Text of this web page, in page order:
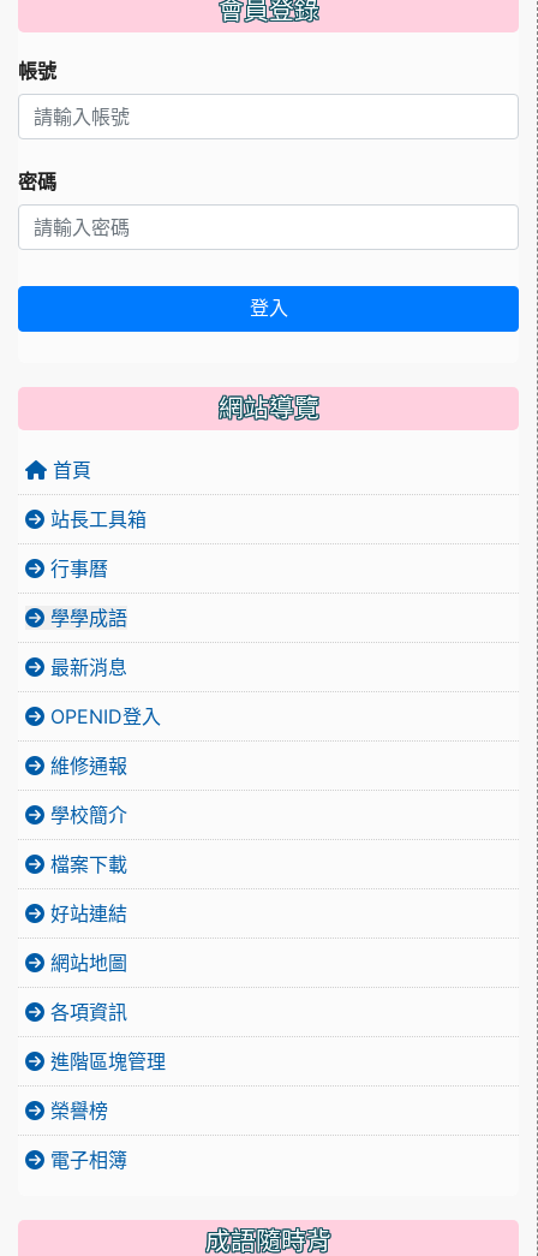
會員登錄
帳號
密碼
登入
網站導覽
首頁
站長工具箱
行事曆
學學成語
最新消息
OPENID登入
維修通報
學校簡介
檔案下載
好站連結
網站地圖
各項資訊
進階區塊管理
榮譽榜
電子相簿
成語隨時背